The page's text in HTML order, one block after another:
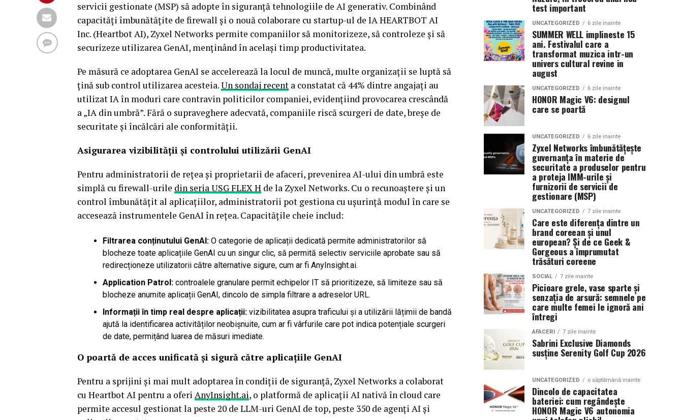
servicii gestionate (MSP) să adopte în siguranță tehnologiile de AI generativ. Combinând
capacități îmbunătățite de firewall și o nouă colaborare cu startup-ul de IA HEARTBOT AI
Inc. (Heartbot AI), Zyxel Networks permite companiilor să monitorizeze, să controleze și să
securizeze utilizarea GenAI, menținând în același timp productivitatea.
Pe măsură ce adoptarea GenAI se accelerează la locul de muncă, multe organizații se luptă să
țină sub control utilizarea acesteia.Un sondaj recent a constatat că 44% dintre angajați au
utilizat IA în moduri care contravin politicilor companiei, evidențiind provocarea crescândă
a „IA din umbră”. Fără o supraveghere adecvată, companiile riscă scurgeri de date, breșe de
securitate și încălcări ale conformității.
Asigurarea vizibilității și controlului utilizării GenAI
Pentru administratorii de rețea și proprietarii de afaceri, prevenirea AI-ului din umbră este
simplă cu firewall-urile din seria USG FLEX H de la Zyxel Networks. Cu o recunoaștere și un
control îmbunătățit al aplicațiilor, administratorii pot gestiona cu ușurință modul în care se
accesează instrumentele GenAI în rețea. Capacitățile cheie includ:
Filtrarea conținutului GenAI: O categorie de aplicații dedicată permite administratorilor să
blocheze toate aplicațiile GenAI cu un singur clic, să permită selectiv serviciile aprobate sau să
redirecționeze utilizatorii către alternative sigure, cum ar fi AnyInsight.ai.
Application Patrol: controalele granulare permit echipelor IT să prioritizeze, să limiteze sau să
blocheze anumite aplicații GenAI, dincolo de simpla filtrare a adreselor URL.
Informații în timp real despre aplicații: vizibilitatea asupra traficului și a utilizării lățimii de bandă
ajută la identificarea activităților neobișnuite, cum ar fi vârfurile care pot indica potențiale scurgeri
de date, permițând luarea de măsuri imediate.
O poartă de acces unificată și sigură către aplicațiile GenAI
Pentru a sprijini și mai mult adoptarea în condiții de siguranță, Zyxel Networks a colaborat
cu Heartbot AI pentru a oferi AnyInsight.ai, o platformă de aplicații AI nativă în cloud care
permite accesul gestionat la peste 20 de LLM-uri GenAI de top, peste 350 de agenți AI și
test important
UNCATEGORIZED 6 zile inainte
SUMMER WELL implineste 15
ani. Festivalul care a
transformat muzica intr-un
univers cultural revine in
august
UNCATEGORIZED 6 zile inainte
HONOR Magic V6: designul
care se poartă
UNCATEGORIZED 6 zile inainte
Zyxel Networks îmbunătățește
guvernanța în materie de
securitate a produselor pentru
a proteja IMM-urile și
furnizorii de servicii de
gestionare (MSP)
UNCATEGORIZED 7 zile inainte
Care este diferența dintre un
brand coreean și unul
european? Și de ce Geek &
Gorgeous a împrumutat
trăsături coreene
SOCIAL 7 zile inainte
Picioare grele, vase sparte și
senzația de arsură: semnele pe
care multe femei le ignoră ani
întregi
AFACERI 7 zile inainte
Sabrini Exclusive Diamonds
susține Serenity Golf Cup 2026
UNCATEGORIZED o săptămână inainte
Dincolo de capacitatea
bateriei: cum regândește
HONOR Magic V6 autonomia